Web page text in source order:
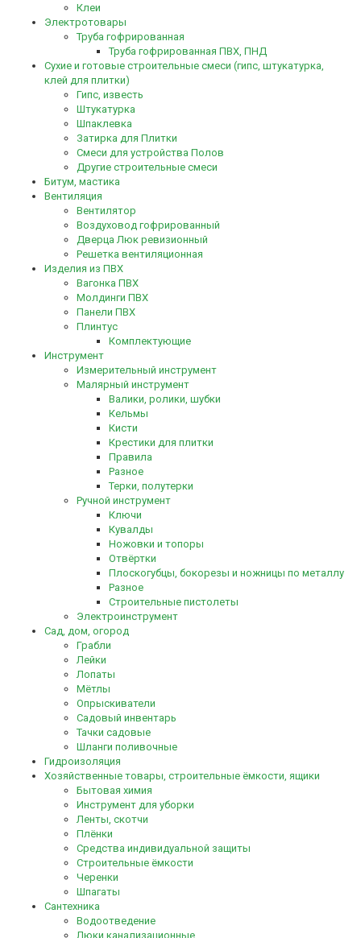
Клеи
Электротовары
Труба гофрированная
Труба гофрированная ПВХ, ПНД
Сухие и готовые строительные смеси (гипс, штукатурка,
клей для плитки)
Гипс, известь
Штукатурка
Шпаклевка
Затирка для Плитки
Смеси для устройства Полов
Другие строительные смеси
Битум, мастика
Вентиляция
Вентилятор
Воздуховод гофрированный
Дверца Люк ревизионный
Решетка вентиляционная
Изделия из ПВХ
Вагонка ПВХ
Молдинги ПВХ
Панели ПВХ
Плинтус
Комплектующие
Инструмент
Измерительный инструмент
Малярный инструмент
Валики, ролики, шубки
Кельмы
Кисти
Крестики для плитки
Правила
Разное
Терки, полутерки
Ручной инструмент
Ключи
Кувалды
Ножовки и топоры
Отвёртки
Плоскогубцы, бокорезы и ножницы по металлу
Разное
Строительные пистолеты
Электроинструмент
Сад, дом, огород
Грабли
Лейки
Лопаты
Мётлы
Опрыскиватели
Садовый инвентарь
Тачки садовые
Шланги поливочные
Гидроизоляция
Хозяйственные товары, строительные ёмкости, ящики
Бытовая химия
Инструмент для уборки
Ленты, скотчи
Плёнки
Средства индивидуальной защиты
Строительные ёмкости
Черенки
Шпагаты
Сантехника
Водоотведение
Люки канализационные